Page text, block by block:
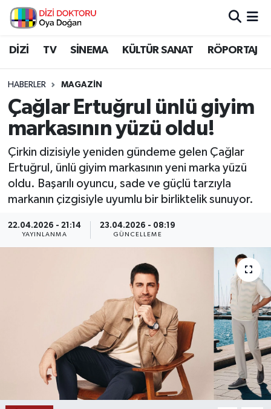
DİZİ TV SİNEMA KÜLTÜR SANAT RÖPORTAJ
HABERLER MAGAZİN
Çağlar Ertuğrul ünlü giyim
markasının yüzü oldu!
Çirkin dizisiyle yeniden gündeme gelen Çağlar
Ertuğrul, ünlü giyim markasının yeni marka yüzü
oldu. Başarılı oyuncu, sade ve güçlü tarzıyla
markanın çizgisiyle uyumlu bir birliktelik sunuyor.
22.04.2026 - 21:14
YAYINLANMA
23.04.2026 - 08:19
GÜNCELLEME
İstanbul Nöbetçi Eczaneler
İstanbul Namaz Vakitleri
İstanbul Trafik Yoğunluk Haritası
Süper Lig Puan Durumu ve Fikstür
Tüm Manşetler
Son Dakika Haberleri